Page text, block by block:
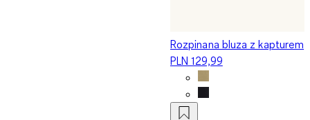
Rozpinana bluza z kapturem
PLN 129,99